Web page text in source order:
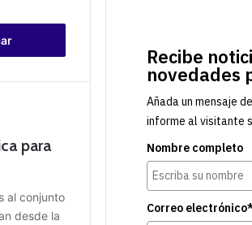
para
al conjunto
desde la
Recibe
novedades
Añada un mensaje
informe al visitante
Nombre completo
Correo